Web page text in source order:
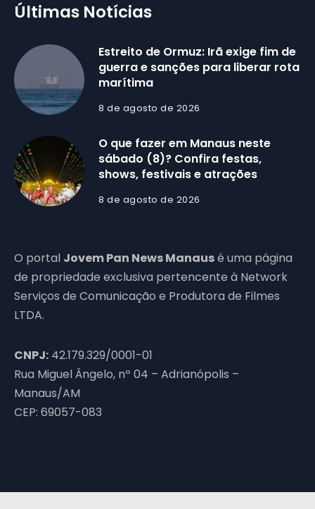
Últimas Notícias
Estreito de Ormuz: Irã exige fim de
guerra e sanções para liberar rota
marítima
8 de agosto de 2026
O que fazer em Manaus neste
sábado (8)? Confira festas,
shows, festivais e atrações
8 de agosto de 2026
O portal Jovem Pan News Manausé uma página
de propriedade exclusiva pertencente à Network
Serviços de Comunicação e Produtora de Filmes
LTDA.
CNPJ: 42.179.329/0001-01
Rua Miguel Ângelo, nº 04 – Adrianópolis –
Manaus/AM
CEP: 69057-083